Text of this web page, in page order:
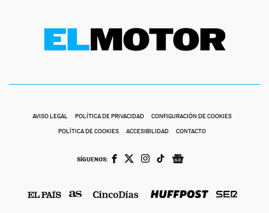
AVISO LEGAL POLÍTICA DE PRIVACIDAD CONFIGURACIÓN DE COOKIES
POLÍTICA DE COOKIES ACCESIBILIDAD CONTACTO
SÍGUENOS: